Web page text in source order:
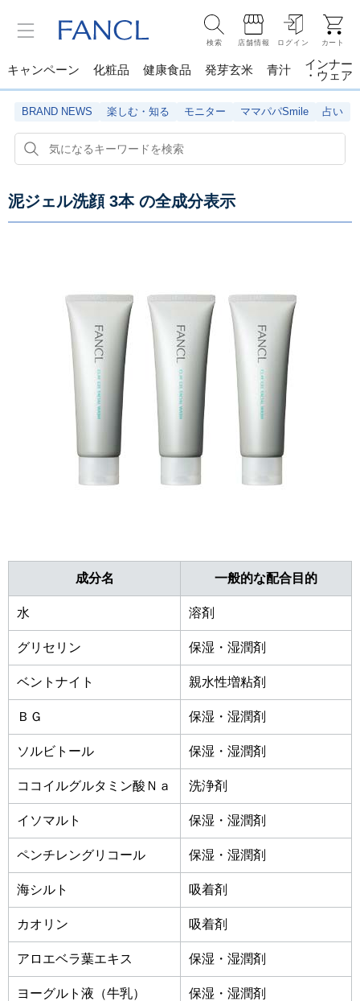
検索 店舗情報 ログイン カート
キャンペーン 化粧品 健康食品 発芽玄米 青汁
インナー
・ウェア
BRAND NEWS 楽しむ・知る モニター ママパパSmile 占い
泥ジェル洗顔 3本の全成分表示
成分名 一般的な配合目的
水 溶剤
グリセリン 保湿・湿潤剤
ベントナイト 親水性増粘剤
ＢＧ 保湿・湿潤剤
ソルビトール 保湿・湿潤剤
ココイルグルタミン酸Ｎａ 洗浄剤
イソマルト 保湿・湿潤剤
ペンチレングリコール 保湿・湿潤剤
海シルト 吸着剤
カオリン 吸着剤
アロエベラ葉エキス 保湿・湿潤剤
ヨーグルト液（牛乳） 保湿・湿潤剤